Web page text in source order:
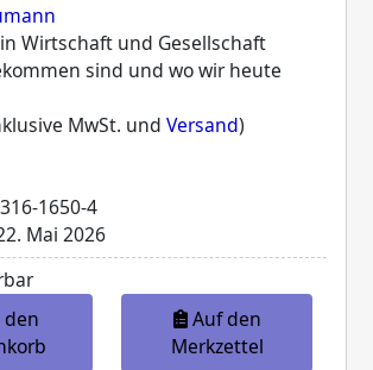
Wirtschaft und Gesellschaft
sind und wo wir heute
MwSt. und Versand)
1650-4
Mai 2026
Auf den
Merkzettel